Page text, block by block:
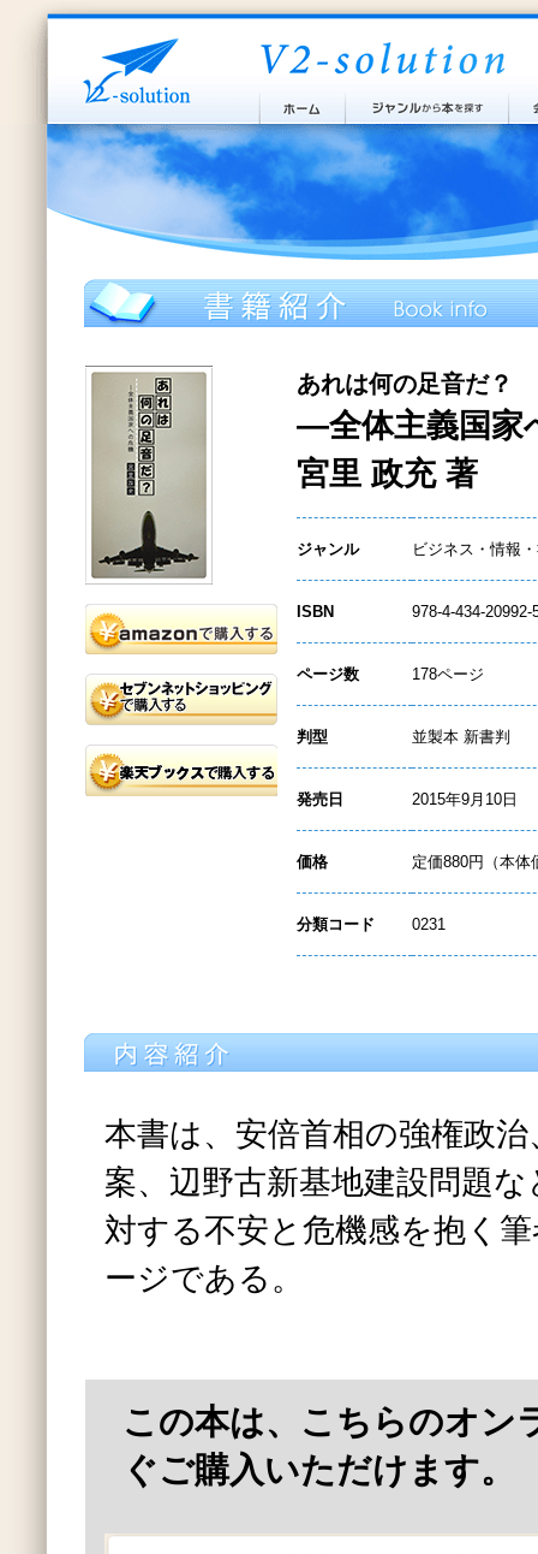
あれは何の足音だ？
―全体主義国家
宮里 政充 著
ジャンル ビジネス・情報
ISBN 978-4-434-20992-
ページ数 178ページ
判型 並製本 新書判
発売日 2015年9月10日
価格 定価880円（本体
分類コード 0231
本書は、安倍首相の強権政
案、辺野古新基地建設問題
対する不安と危機感を抱く
ージである。
この本は、こちらのオン
ぐご購入いただけます。